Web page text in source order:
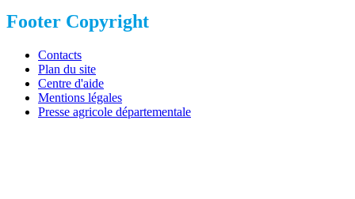
Footer Copyright
Contacts
Plan du site
Centre d'aide
Mentions légales
Presse agricole départementale